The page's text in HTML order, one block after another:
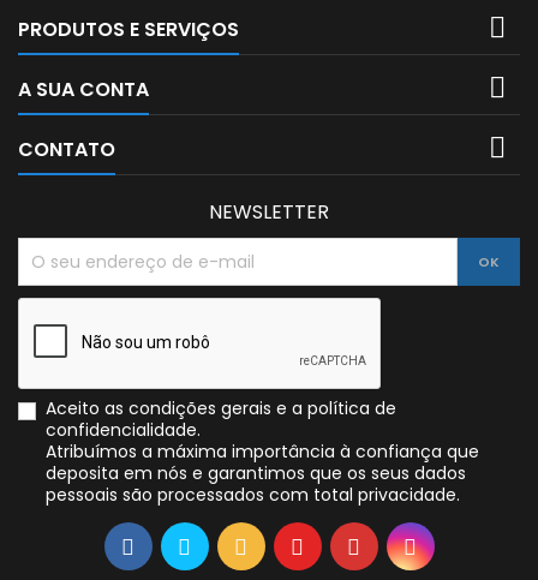
PRODUTOS E SERVIÇOS 
A SUA CONTA 
CONTATO 
NEWSLETTER
Aceito as condições gerais e a política de
confidencialidade.
Atribuímos a máxima importância à confiança que
deposita em nós e garantimos que os seus dados
pessoais são processados com total privacidade.